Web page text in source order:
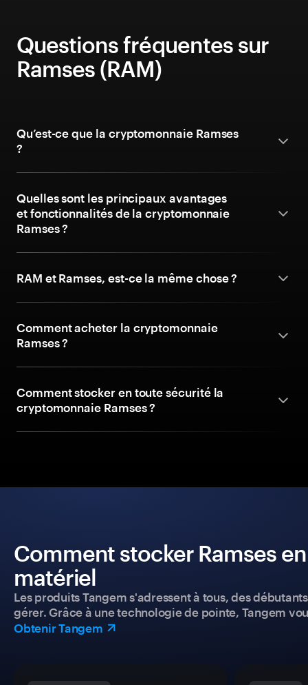
Questions fréquentes sur
Ramses (RAM)
Qu’est-ce que la cryptomonnaie Ramses
?
Quelles sont les principaux avantages
et fonctionnalités de la cryptomonnaie
Ramses ?
RAM et Ramses, est-ce la même chose ?
Comment acheter la cryptomonnaie
Ramses ?
Comment stocker en toute sécurité la
cryptomonnaie Ramses ?
Comment stocker Ramses
matériel
Les produits Tangem s'adressent à tous, des
gérer. Grâce à une technologie de pointe, Tangem
Obtenir Tangem